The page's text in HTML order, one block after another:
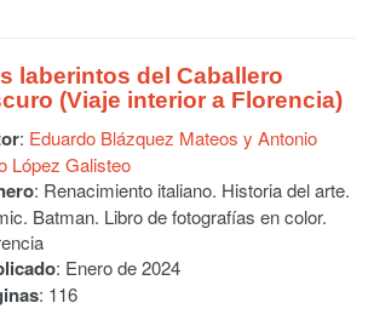
laberintos del Caballero
(Viaje interior a Florencia)
: Eduardo Blázquez Mateos y Antonio
López Galisteo
: Renacimiento italiano. Historia del arte.
Batman. Libro de fotografías en color.
: Enero de 2024
: 116